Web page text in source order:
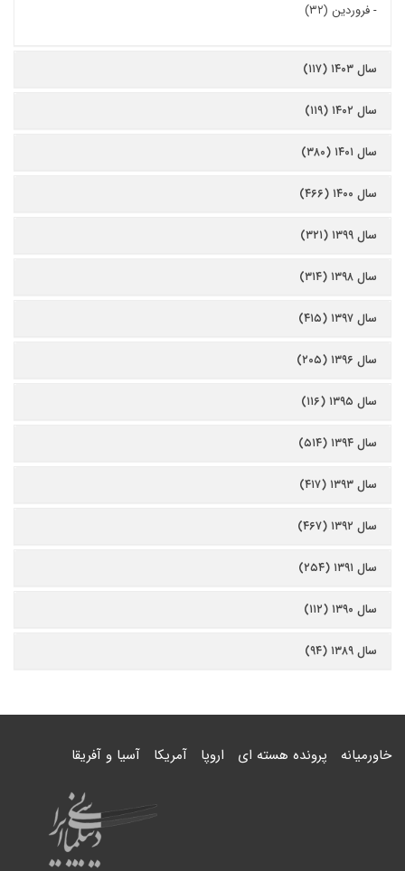
-فروردین (۳۲)
سال ۱۴۰۳ (۱۱۷)
سال ۱۴۰۲ (۱۱۹)
سال ۱۴۰۱ (۳۸۰)
سال ۱۴۰۰ (۴۶۶)
سال ۱۳۹۹ (۳۲۱)
سال ۱۳۹۸ (۳۱۴)
سال ۱۳۹۷ (۴۱۵)
سال ۱۳۹۶ (۲۰۵)
سال ۱۳۹۵ (۱۱۶)
سال ۱۳۹۴ (۵۱۴)
سال ۱۳۹۳ (۴۱۷)
سال ۱۳۹۲ (۴۶۷)
سال ۱۳۹۱ (۲۵۴)
سال ۱۳۹۰ (۱۱۲)
سال ۱۳۸۹ (۹۴)
خاورمیانه پرونده هسته ای اروپا آمریکا آسیا و آفریقا